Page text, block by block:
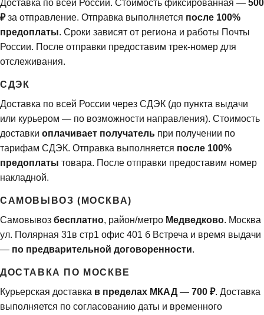
Доставка по всей России. Стоимость фиксированная — 500
₽за отправление. Отправка выполняется после 100%
предоплаты. Сроки зависят от региона и работы Почты
России. После отправки предоставим трек-номер для
отслеживания.
СДЭК
Доставка по всей России через СДЭК (до пункта выдачи
или курьером — по возможности направления). Стоимость
доставки оплачивает получатель при получении по
тарифам СДЭК. Отправка выполняется после 100%
предоплаты товара. После отправки предоставим номер
накладной.
САМОВЫВОЗ (МОСКВА)
Самовывоз бесплатно, район/метро Медведково. Москва
ул. Полярная 31в стр1 офис 401 б Встреча и время выдачи
— по предварительной договоренности.
ДОСТАВКА ПО МОСКВЕ
Курьерская доставка в пределах МКАД — 700 ₽. Доставка
выполняется по согласованию даты и временного